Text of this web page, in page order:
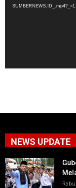
SUMBERNEWS.ID_.mp4?_=1
NEWS UPDATE